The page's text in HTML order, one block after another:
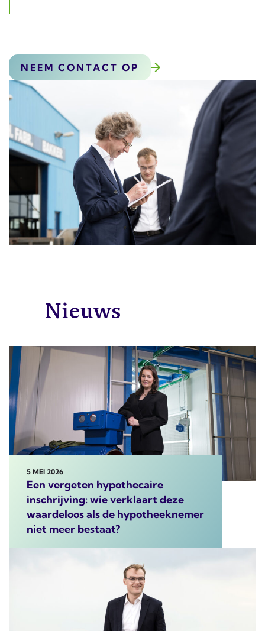
NEEM CONTACT OP
Nieuws
5 MEI 2026
Een vergeten hypothecaire
inschrijving: wie verklaart deze
waardeloos als de hypotheeknemer
niet meer bestaat?